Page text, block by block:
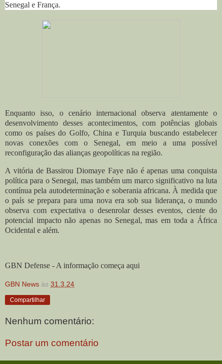
Senegal e França.
Enquanto isso, o cenário internacional observa atentamente o
desenvolvimento desses acontecimentos, com potências globais
como os países do Golfo, China e Turquia buscando estabelecer
novas conexões com o Senegal, em meio a uma possível
reconfiguração das alianças geopolíticas na região.
A vitória de Bassirou Diomaye Faye não é apenas uma conquista
política para o Senegal, mas também um marco significativo na luta
contínua pela autodeterminação e soberania africana. À medida que
o país se prepara para uma nova era sob sua liderança, o mundo
observa com expectativa o desenrolar desses eventos, ciente do
potencial impacto não apenas no Senegal, mas em toda a África
Ocidental e além.
GBN Defense - A informação começa aqui
GBN News às 31.3.24
Compartilhar
Nenhum comentário:
Postar um comentário